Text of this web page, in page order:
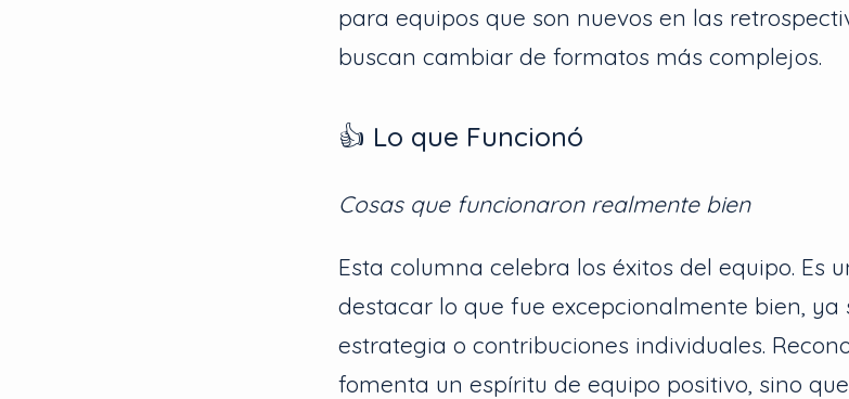
para equipos que son nuevos en las
buscan cambiar de formatos más complejos.
👍 Lo que Funcionó
Cosas que funcionaron realmente bien
Esta columna celebra los éxitos del equipo. Es
destacar lo que fue excepcionalmente bien, ya
estrategia o contribuciones individuales.
fomenta un espíritu de equipo positivo, sino